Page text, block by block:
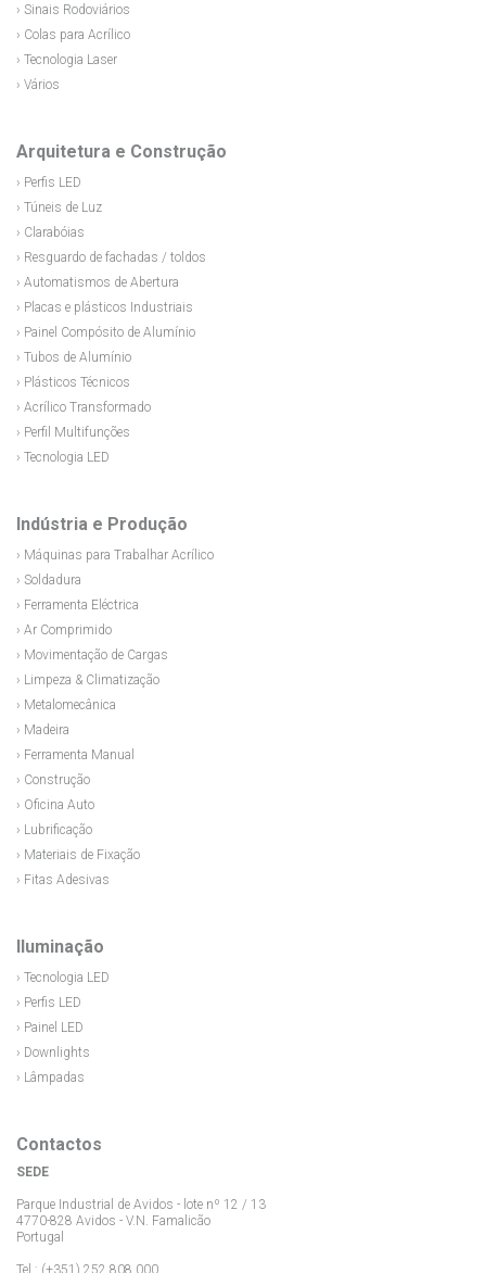
› Sinais Rodoviários
› Colas para Acrílico
› Tecnologia Laser
› Vários
Arquitetura e Construção
› Perfis LED
› Túneis de Luz
› Clarabóias
› Resguardo de fachadas / toldos
› Automatismos de Abertura
› Placas e plásticos Industriais
› Painel Compósito de Alumínio
› Tubos de Alumínio
› Plásticos Técnicos
› Acrílico Transformado
› Perfil Multifunções
› Tecnologia LED
Indústria e Produção
› Máquinas para Trabalhar Acrílico
› Soldadura
› Ferramenta Eléctrica
› Ar Comprimido
› Movimentação de Cargas
› Limpeza & Climatização
› Metalomecânica
› Madeira
› Ferramenta Manual
› Construção
› Oficina Auto
› Lubrificação
› Materiais de Fixação
› Fitas Adesivas
Iluminação
› Tecnologia LED
› Perfis LED
› Painel LED
› Downlights
› Lâmpadas
Contactos
SEDE
Parque Industrial de Avidos - lote nº 12 / 13
4770-828 Avidos - V.N. Famalicão
Portugal
Tel.: (+351) 252 808 000